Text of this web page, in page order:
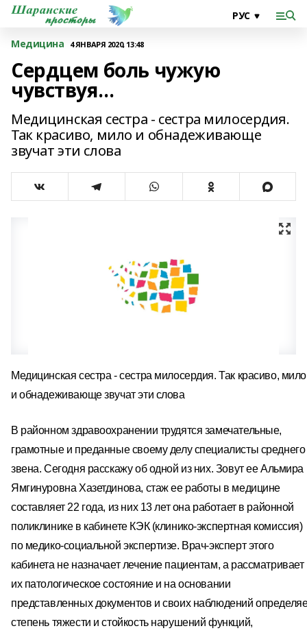
Медицина 4 ЯНВАРЯ 2020, 13:48
Сердцем боль чужую
чувствуя…
Медицинская сестра - сестра милосердия.
Так красиво, мило и обнадеживающе
звучат эти слова
Медицинская сестра - сестра милосердия. Так красиво, мило
и обнадеживающе звучат эти слова
В районном здравоохранении трудятся замечательные,
грамотные и преданные своему делу специалисты среднего
звена. Сегодня расскажу об одной из них. Зовут ее Альмира
Ямгинуровна Хазетдинова, стаж ее работы в медицине
составляет 22 года, из них 13 лет она работает в районной
поликлинике в кабинете КЭК (клинико-экспертная комиссия)
по медико-социальной экспертизе. Врач-эксперт этого
кабинета не назначает лечение пациентам, а рассматривает
их патологическое состояние и на основании
представленных документов и своих наблюдений
степень тяжести и стойкость нарушений функций,